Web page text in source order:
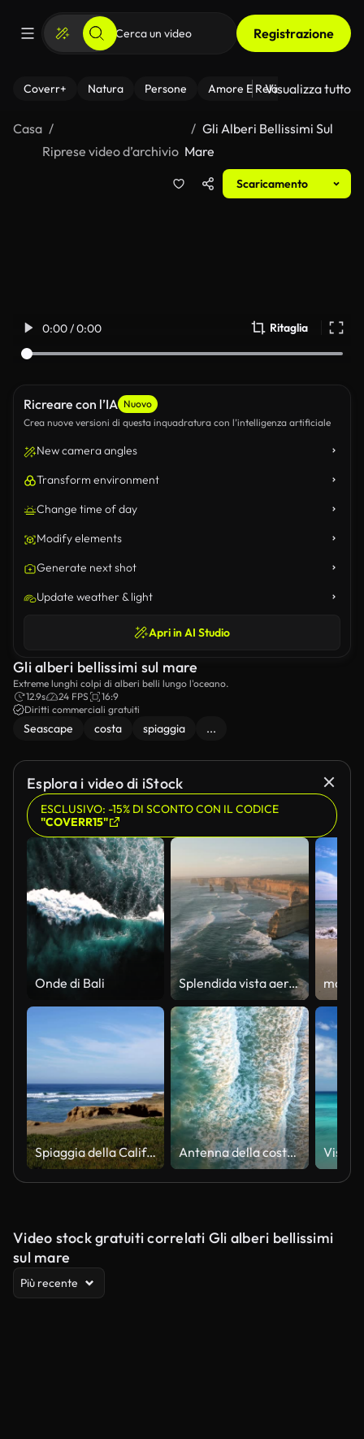
Registrazione
Coverr+ Natura Persone Amore E Relazioni Il
Visualizza tutto
Casa
Riprese video d’archivio
Gli Alberi Bellissimi Sul
Mare
Scaricamento
0:00 / 0:00 Ritaglia
Ricreare con l’IA Nuovo
Crea nuove versioni di questa inquadratura con l’intelligenza artificiale
New camera angles
Transform environment
Change time of day
Modify elements
Generate next shot
Update weather & light
Apri in AI Studio
Gli alberi bellissimi sul mare
Extreme lunghi colpi di alberi belli lungo l'oceano.
12.9s
24 FPS
16:9
Diritti commerciali gratuiti
Seascape costa spiaggia ...
Esplora i video di iStock
ESCLUSIVO: -15% DI SCONTO CON IL CODICE
"COVERR15"
Onde di Bali Splendida vista aerea con drone dei Dodici Apostoli, un insieme di faraglioni calcarei e attrazione turistica al largo della costa del Port Campbell National Park, lungo la Great Ocean Road a Victoria, Australia
Spiaggia della California 4K Antenna della costa della California a Bolsa Chica Beach nella contea di Orange
Video stock gratuiti correlati Gli alberi bellissimi
sul mare
Più recente